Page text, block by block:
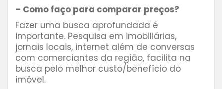
– Como faço para comparar preços?
Fazer uma busca aprofundada é
importante. Pesquisa em imobiliárias,
jornais locais, internet além de conversas
com comerciantes da região, facilita na
busca pelo melhor custo/benefício do
imóvel.